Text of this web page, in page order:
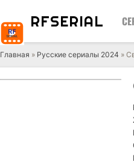
RFSERIAL
Главная » Русские сериалы 2024 »